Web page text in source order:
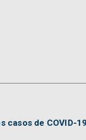
casos de COVID-